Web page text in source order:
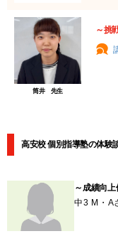
筒井 先生
～挑
高安校 個別指導塾の体験
～成績向上
中3 M・A